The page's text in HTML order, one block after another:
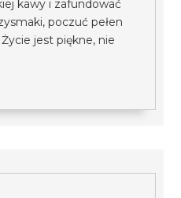
kawy i zafundować
poczuć pełen
Życie jest piękne, nie